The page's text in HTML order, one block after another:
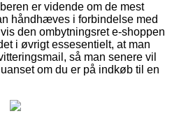
er vidende om de mest
håndhæves i forbindelse med
den ombytningsret e-shoppen
i øvrigt essesentielt, at man
så man senere vil
om du er på indkøb til en